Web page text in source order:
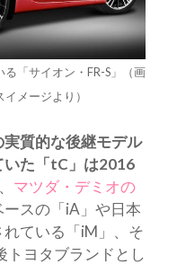
「サイオン・FR-S」（画
メージより）
実質的な後継モデル
いた「tC」は2016
マツダ・デミオの
ースの「iA」や日本
ている「iM」、そ
トヨタブランドとし